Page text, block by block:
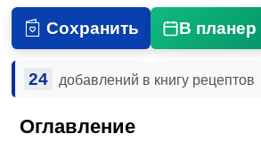
Сохранить В планер
24 добавлений в книгу рецептов
Оглавление